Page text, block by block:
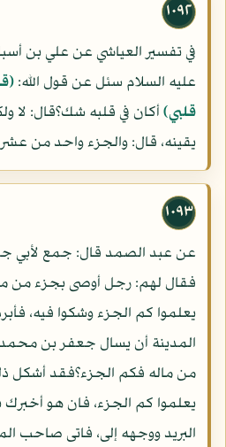
١٠٩٢
في تفسير العياشي عن علي بن
عليه السلام سئل عن قول الله:
قلبي) أكان في قلبه شك؟قال: لا
يقينه، قال: والجزء واحد من
١٠٩٣
عن عبد الصمد قال: جمع لأبي
فقال لهم: رجل أوصى بجزء من
يعلموا كم الجزء وشكوا فيه،
المدينة أن يسال جعفر بن
من ماله فكم الجزء؟فقد أشكل
يعلموا كم الجزء، فان هو أخبرك
البريد ووجهه إلى، فاتى صاحب